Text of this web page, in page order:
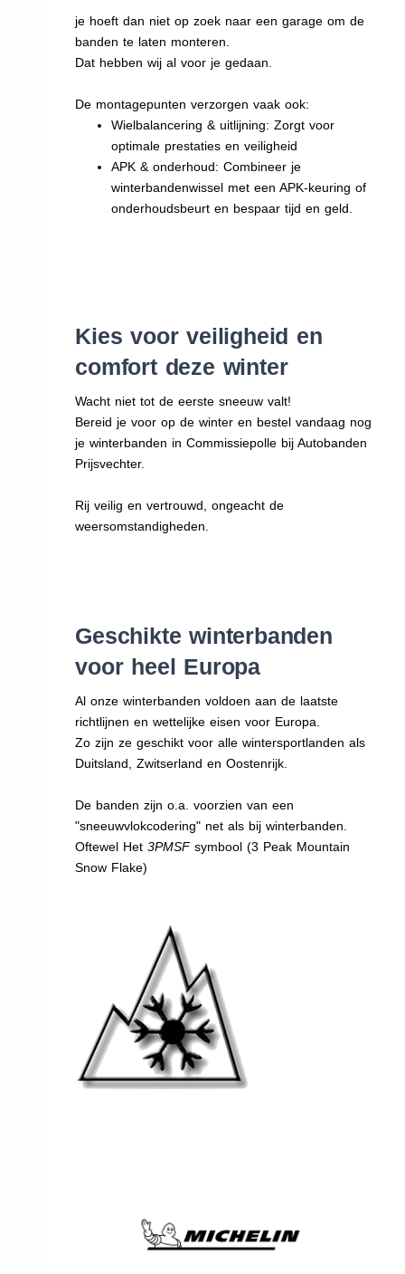
je hoeft dan niet op zoek naar een garage om de
banden te laten monteren.
Dat hebben wij al voor je gedaan.
De montagepunten verzorgen vaak ook:
Wielbalancering & uitlijning: Zorgt voor
optimale prestaties en veiligheid
APK & onderhoud: Combineer je
winterbandenwissel met een APK-keuring of
onderhoudsbeurt en bespaar tijd en geld.
Kies voor veiligheid en
comfort deze winter
Wacht niet tot de eerste sneeuw valt!
Bereid je voor op de winter en bestel vandaag nog
je winterbanden in Commissiepolle bij Autobanden
Prijsvechter.
Rij veilig en vertrouwd, ongeacht de
weersomstandigheden.
Geschikte winterbanden
voor heel Europa
Al onze winterbanden voldoen aan de laatste
richtlijnen en wettelijke eisen voor Europa.
Zo zijn ze geschikt voor alle wintersportlanden als
Duitsland, Zwitserland en Oostenrijk.
De banden zijn o.a. voorzien van een
"sneeuwvlokcodering" net als bij winterbanden.
Oftewel Het3PMSFsymbool (3 Peak Mountain
Snow Flake)